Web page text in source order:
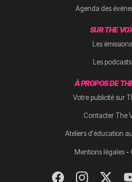
Agenda des
SUR THE
Les émissions
Les podcasts
À PROPOS DE
Votre publicité sur
Contacter The
Ateliers d'éducation
Mentions légales-